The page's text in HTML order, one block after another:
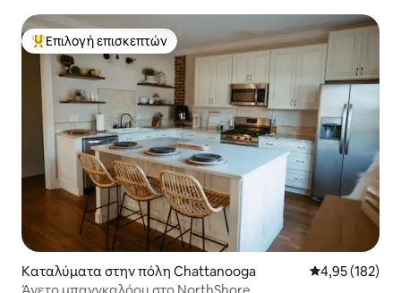
Κορυφαία επιλογή επισκεπτών
Επιλογή επισκεπτών
Καταλύματα στην πόλη Chattanooga Μέση
4,95 (182)